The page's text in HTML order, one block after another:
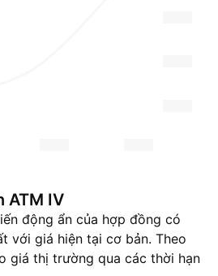
ATM IV
động ẩn của hợp đồng có
với giá hiện tại cơ bản. Theo
giá thị trường qua các thời hạn